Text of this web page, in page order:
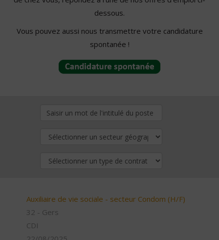
dessous.
Vous pouvez aussi nous transmettre votre candidature
spontanée !
Auxiliaire de vie sociale - secteur Condom (H/F)
32 - Gers
CDI